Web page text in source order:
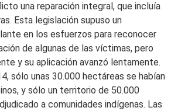
una reparación integral, que incluía
Esta legislación supuso un
en los esfuerzos para reconocer
de algunas de las víctimas, pero
y su aplicación avanzó lentamente.
sólo unas 30.000 hectáreas se habían
y sólo un territorio de 50.000
a comunidades indígenas. Las